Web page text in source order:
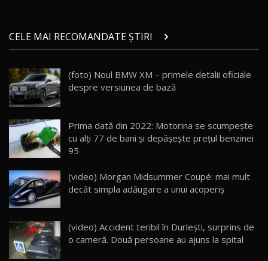
21
AutoBlog.MD
16:59
22
Noua Mazda 6e / Test Drive AutoBlog.MD
26:59
23
Lynk & Co 01 / Test Drive AutoBlog.MD
25:19
24
Van Electric Testat în Moldova / AutoBlog.MD
26:38
25
mai Exclusiv și Puternic Defender Testat în
Moldova
32:21
CELE MAI RECOMANDATE ȘTIRI
(foto) Noul BMW XM – primele detalii oficiale
despre versiunea de bază
Prima dată din 2022: Motorina se scumpește
cu alți 77 de bani și depășește prețul benzinei
95
(video) Morgan Midsummer Coupé: mai mult
decât simpla adăugare a unui acoperiș
(video) Accident teribil în Durlești, surprins de
o cameră. Două persoane au ajuns la spital